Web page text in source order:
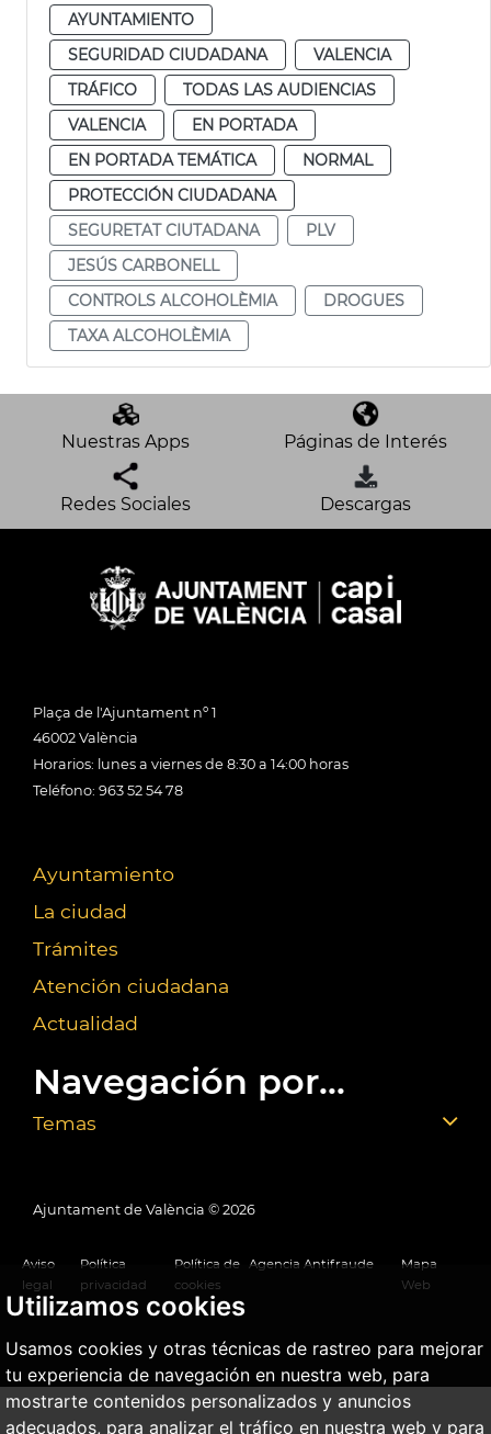
Utilizamos cookies
Usamos cookies y otras técnicas de rastreo para mejorar
tu experiencia de navegación en nuestra web, para
mostrarte contenidos personalizados y anuncios
adecuados, para analizar el tráfico en nuestra web y para
AYUNTAMIENTO
SEGURIDAD CIUDADANA
VALENCIA
TRÁFICO
TODAS LAS AUDIENCIAS
VALENCIA
EN PORTADA
EN PORTADA TEMÁTICA
NORMAL
PROTECCIÓN CIUDADANA
SEGURETAT CIUTADANA
PLV
JESÚS CARBONELL
CONTROLS ALCOHOLÈMIA
DROGUES
TAXA ALCOHOLÈMIA
Nuestras Apps Páginas de Interés
Redes Sociales Descargas
Plaça de l'Ajuntament nº 1
46002 València
Horarios: lunes a viernes de 8:30 a 14:00 horas
Teléfono: 963 52 54 78
Ayuntamiento
La ciudad
Trámites
Atención ciudadana
Actualidad
Navegación por...
Temas
Ajuntament de València © 2026
Aviso
legal
Política
privacidad
Política de
cookies
Agencia Antifraude
Mapa
Web